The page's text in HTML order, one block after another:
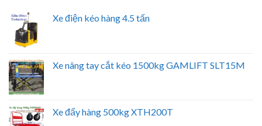
Xe điện kéo hàng 4.5 tấn
Xe nâng tay cắt kéo 1500kg GAMLIFT SLT15M
Xe đẩy hàng 500kg XTH200T